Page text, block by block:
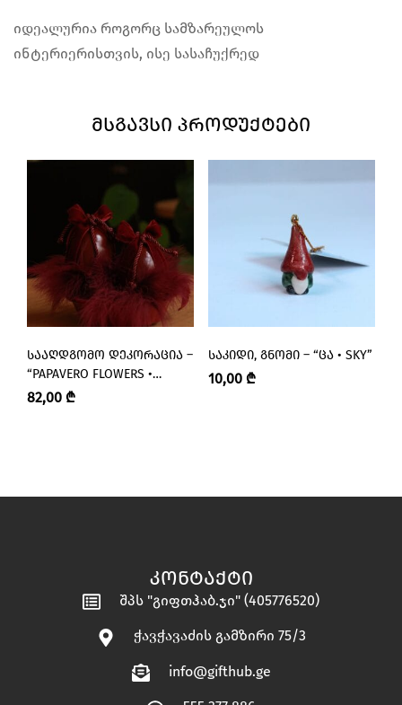
იდეალურია როგორც სამზარეულოს
ინტერიერისთვის, ისე სასაჩუქრედ
ᲛᲡᲒᲐᲕᲡᲘ ᲞᲠᲝᲓᲣᲥᲢᲔᲑᲘ
ᲡᲐᲐᲦᲓᲒᲝᲛᲝ ᲓᲔᲙᲝᲠᲐᲪᲘᲐ –
“PAPAVERO FLOWERS •
ᲞᲐᲞᲐᲕᲔᲠᲝ”
82,00 ₾
ᲡᲐᲙᲘᲓᲘ, ᲒᲜᲝᲛᲘ – “ᲪᲐ • SKY”
10,00 ₾
ᲙᲝᲜᲢᲐᲥᲢᲘ
შპს "გიფთჰაბ.ჯი" (405776520)
ჭავჭავაძის გამზირი 75/3
info@gifthub.ge